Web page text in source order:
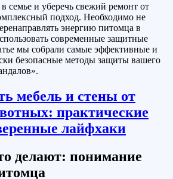
семье и уберечь свежий ремонт от
подход. Необходимо не
энергию питомца в
современные защитные
мы собрали самые эффективные и
безопасные методы защиты вашего
делают: понимание